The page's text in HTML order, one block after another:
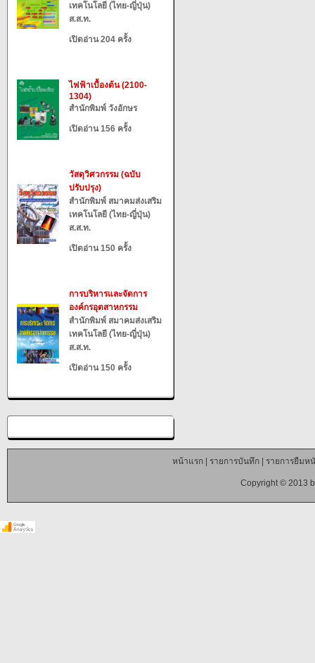
เทคโนโลยี (ไทย-ญี่ปุ่น)
ส.ส.ท.
เปิดอ่าน 204 ครั้ง
ไฟฟ้าเบื้องต้น (2100-
1304)
สำนักพิมพ์ วังอักษร
เปิดอ่าน 156 ครั้ง
วัสดุวิศวกรรม (ฉบับ
ปรับปรุง)
สำนักพิมพ์ สมาคมส่งเสริม
เทคโนโลยี (ไทย-ญี่ปุ่น)
ส.ส.ท.
เปิดอ่าน 150 ครั้ง
การบริหารและจัดการ
องค์กรอุตสาหกรรม
สำนักพิมพ์ สมาคมส่งเสริม
เทคโนโลยี (ไทย-ญี่ปุ่น)
ส.ส.ท.
เปิดอ่าน 150 ครั้ง
หน้าแรก| รายการบันทึก| รายการยืมห
Copyright © 2013